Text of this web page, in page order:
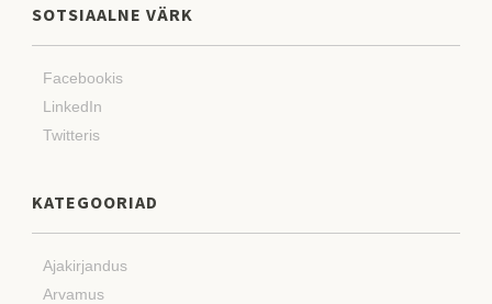
SOTSIAALNE VÄRK
Facebookis
LinkedIn
Twitteris
KATEGOORIAD
Ajakirjandus
Arvamus